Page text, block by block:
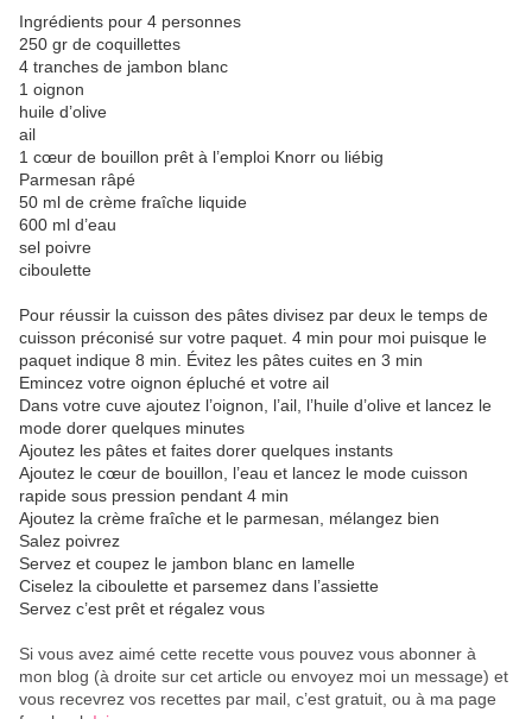
Ingrédients pour 4 personnes
250 gr de coquillettes
4 tranches de jambon blanc
1 oignon
huile d’olive
ail
1 cœur de bouillon prêt à l’emploi Knorr ou liébig
Parmesan râpé
50 ml de crème fraîche liquide
600 ml d’eau
sel poivre
ciboulette
Pour réussir la cuisson des pâtes divisez par deux le temps de
cuisson préconisé sur votre paquet. 4 min pour moi puisque le
paquet indique 8 min. Évitez les pâtes cuites en 3 min
Emincez votre oignon épluché et votre ail
Dans votre cuve ajoutez l’oignon, l’ail, l’huile d’olive et lancez le
mode dorer quelques minutes
Ajoutez les pâtes et faites dorer quelques instants
Ajoutez le cœur de bouillon, l’eau et lancez le mode cuisson
rapide sous pression pendant 4 min
Ajoutez la crème fraîche et le parmesan, mélangez bien
Salez poivrez
Servez et coupez le jambon blanc en lamelle
Ciselez la ciboulette et parsemez dans l’assiette
Servez c’est prêt et régalez vous
Si vous avez aimé cette recette vous pouvez vous abonner à
mon blog (à droite sur cet article ou envoyez moi un message) et
vous recevrez vos recettes par mail, c’est gratuit , ou à ma page